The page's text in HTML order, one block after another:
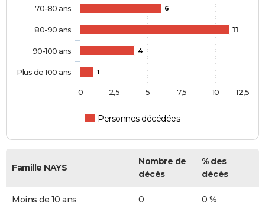
6
11
4
1
Personnes décédées
70-80 ans
80-90 ans
90-100 ans
Plus de 100 ans
0 10
2,5 5 7,5 12,5
Famille NAYS
Nombre de
décès
% des
décès
Moins de 10 ans 0 0 %